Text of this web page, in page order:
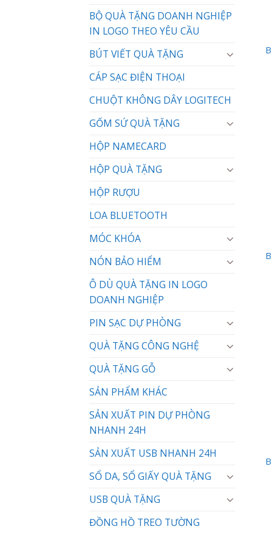
BỘ QUÀ TẶNG DOANH NGHIỆP
IN LOGO THEO YÊU CẦU
BÚT VIẾT QUÀ TẶNG
CÁP SẠC ĐIỆN THOẠI
CHUỘT KHÔNG DÂY LOGITECH
GỐM SỨ QUÀ TẶNG
HỘP NAMECARD
HỘP QUÀ TẶNG
HỘP RƯỢU
LOA BLUETOOTH
MÓC KHÓA
NÓN BẢO HIỂM
Ô DÙ QUÀ TẶNG IN LOGO
DOANH NGHIỆP
PIN SẠC DỰ PHÒNG
QUÀ TẶNG CÔNG NGHỆ
QUÀ TẶNG GỖ
SẢN PHẨM KHÁC
SẢN XUẤT PIN DỰ PHÒNG
NHANH 24H
SẢN XUẤT USB NHANH 24H
SỔ DA, SỔ GIẤY QUÀ TẶNG
USB QUÀ TẶNG
ĐỒNG HỒ TREO TƯỜNG